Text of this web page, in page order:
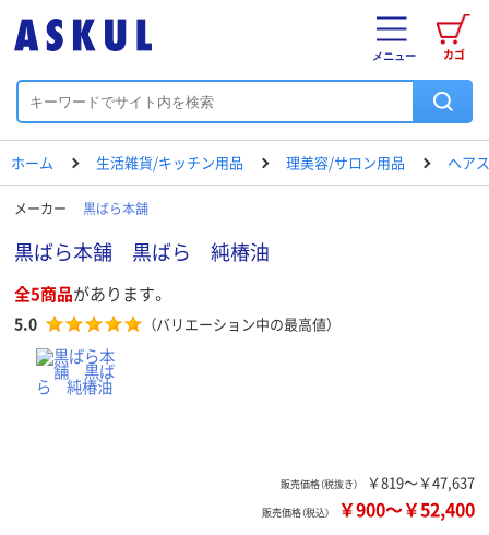
カゴ
メニュー
ホーム 生活雑貨/キッチン用品 理美容/サロン用品 ヘア
メーカー 黒ばら本舗
黒ばら本舗 黒ばら 純椿油
全5商品があります。
5.0 （バリエーション中の最高値）
販売価格（税抜き） ￥819～￥47,637
販売価格（税込） ￥900～￥52,400